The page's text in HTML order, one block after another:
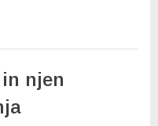
njen